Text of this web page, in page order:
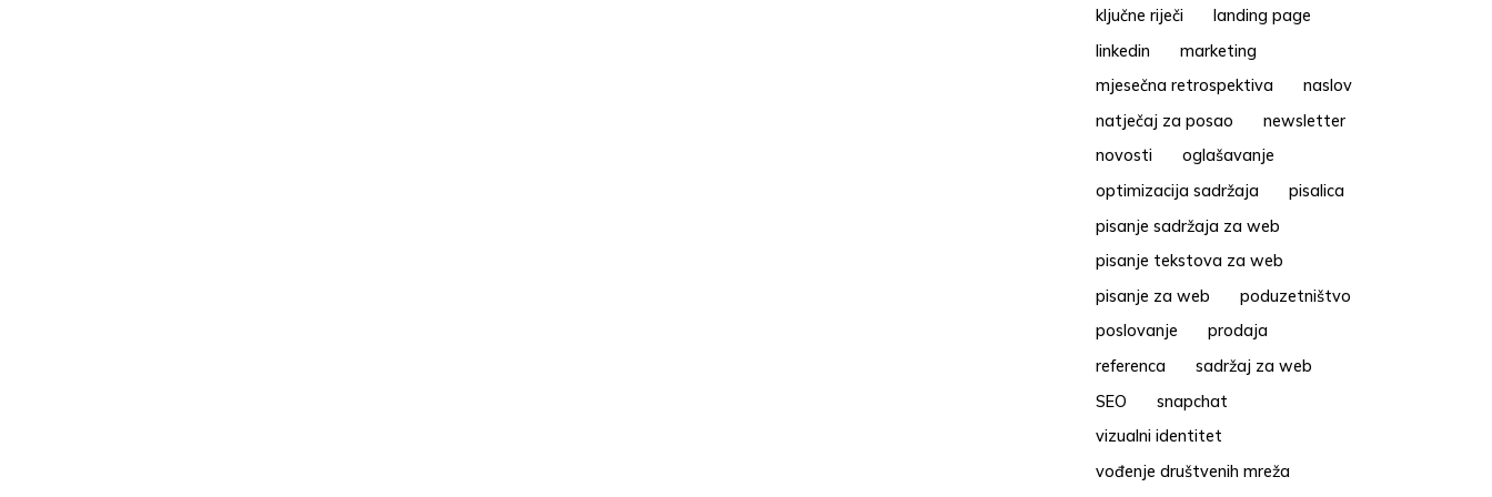
ključne riječi
landing page
linkedin
marketing
mjesečna retrospektiva
naslov
natječaj za posao
newsletter
novosti
oglašavanje
optimizacija sadržaja
pisalica
pisanje sadržaja za web
pisanje tekstova za web
pisanje za web
poduzetništvo
poslovanje
prodaja
referenca
sadržaj za web
SEO
snapchat
vizualni identitet
vođenje društvenih mreža